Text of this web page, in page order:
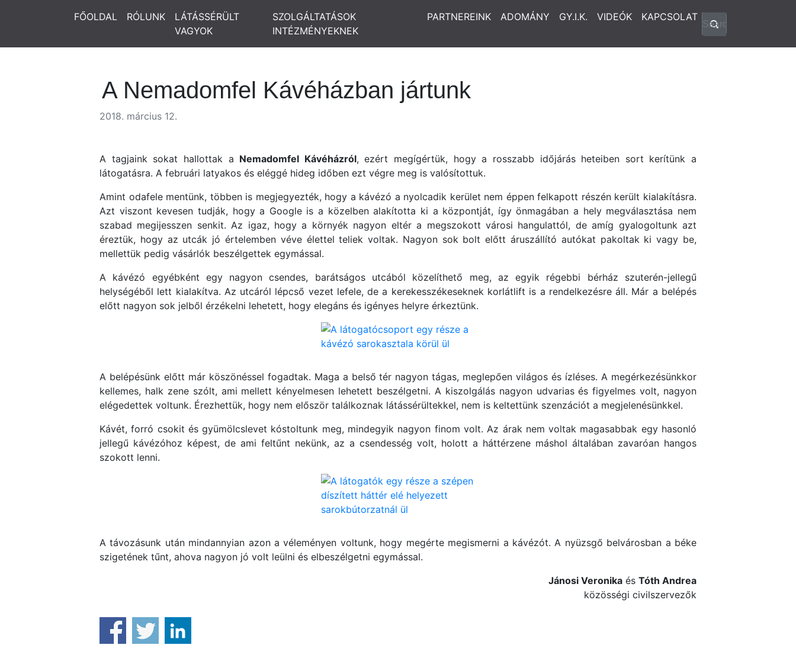
FŐOLDAL RÓLUNK
LÁTÁSSÉRÜLT
VAGYOK
SZOLGÁLTATÁSOK
INTÉZMÉNYEKNEK
PARTNEREINK ADOMÁNY GY.I.K. VIDEÓK KAPCSOLAT
A Nemadomfel Kávéházban jártunk
2018. március 12.
A tagjaink sokat hallottak a Nemadomfel Kávéházról, ezért megígértük, hogy a rosszabb időjárás heteiben sort kerítünk a
látogatásra. A februári latyakos és eléggé hideg időben ezt végre meg is valósítottuk.
Amint odafele mentünk, többen is megjegyezték, hogy a kávézó a nyolcadik kerület nem éppen felkapott részén került kialakításra.
Azt viszont kevesen tudják, hogy a Google is a közelben alakította ki a központját, így önmagában a hely megválasztása nem
szabad megijesszen senkit. Az igaz, hogy a környék nagyon eltér a megszokott városi hangulattól, de amíg gyalogoltunk azt
éreztük, hogy az utcák jó értelemben véve élettel teliek voltak. Nagyon sok bolt előtt áruszállító autókat pakoltak ki vagy be,
mellettük pedig vásárlók beszélgettek egymással.
A kávézó egyébként egy nagyon csendes, barátságos utcából közelíthető meg, az egyik régebbi bérház szuterén-jellegű
helységéből lett kialakítva. Az utcáról lépcső vezet lefele, de a kerekesszékeseknek korlátlift is a rendelkezésre áll. Már a belépés
előtt nagyon sok jelből érzékelni lehetett, hogy elegáns és igényes helyre érkeztünk.
A belépésünk előtt már köszönéssel fogadtak. Maga a belső tér nagyon tágas, meglepően világos és ízléses. A megérkezésünkkor
kellemes, halk zene szólt, ami mellett kényelmesen lehetett beszélgetni. A kiszolgálás nagyon udvarias és figyelmes volt, nagyon
elégedettek voltunk. Érezhettük, hogy nem először találkoznak látássérültekkel, nem is keltettünk szenzációt a megjelenésünkkel.
Kávét, forró csokit és gyümölcslevet kóstoltunk meg, mindegyik nagyon finom volt. Az árak nem voltak magasabbak egy hasonló
jellegű kávézóhoz képest, de ami feltűnt nekünk, az a csendesség volt, holott a háttérzene máshol általában zavaróan hangos
szokott lenni.
A távozásunk után mindannyian azon a véleményen voltunk, hogy megérte megismerni a kávézót. A nyüzsgő belvárosban a béke
szigetének tűnt, ahova nagyon jó volt leülni és elbeszélgetni egymással.
Jánosi Veronika és Tóth Andrea
közösségi civilszervezők